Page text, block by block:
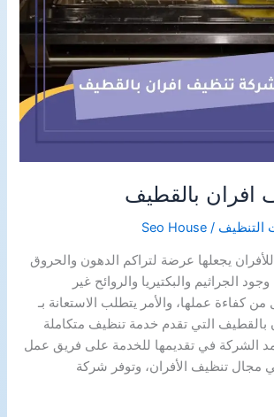
افران بالقطيف
التنظيف /
Seo House
للأفران يجعلها عرضة لتراكم الدهون والحروق
الجراثيم والبكتيريا والروائح غير
من كفاءة عملها، والأمر يتطلب الاستعانة بـ
التي تقدم خدمة تنظيف متكاملة
الشركة في تقديمها للخدمة على فريق عمل
مجال تنظيف الأفران، وتوفر شركة